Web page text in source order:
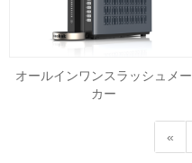
オールインワンスラッシュメー
カー
«